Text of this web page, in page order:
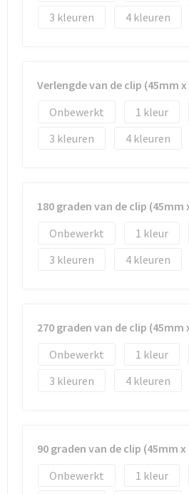
3 4
Verlengde van de clip (45mm
Onbewerkt
1
3
4
180 graden van de clip (45mm
Onbewerkt
1
3
4
270 graden van de clip (45mm
Onbewerkt
1
3
4
90 graden van de clip (45mm
Onbewerkt
1